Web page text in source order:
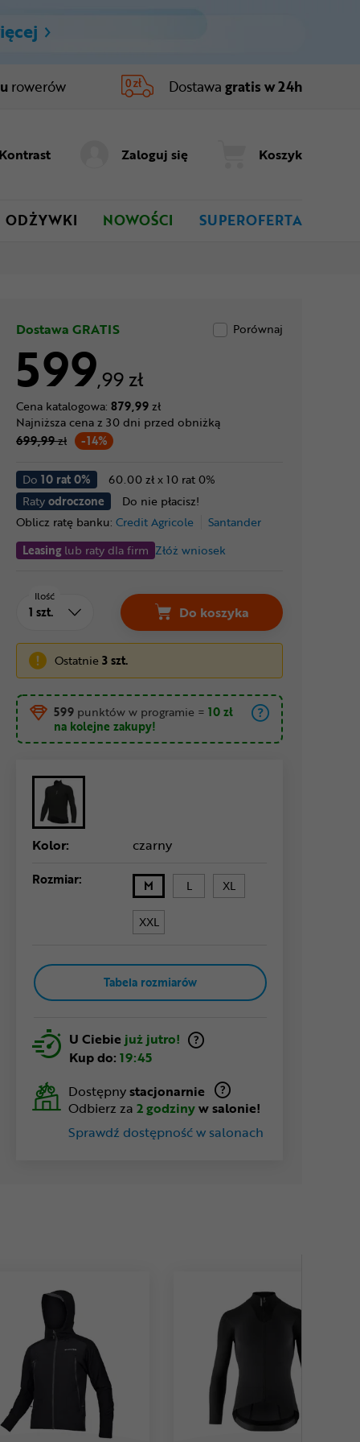
rowerów Dostawa gratis w 24h
Kontrast Zaloguj się Koszyk
ODŻYWKI NOWOŚCI SUPEROFERTA
Dostawa GRATIS Porównaj
599,99 zł
Cena katalogowa: 879,99zł
-14%
Najniższa cena z 30 dni przed obniżką
699,99zł
Do 10 rat 0%
60.00 zł x 10 rat 0%
Ratyodroczone
Do nie płacisz!
Oblicz ratę banku: Credit Agricole
Santander
Leasinglub raty dla firm Złóż wniosek
Ilość
Do koszyka
Ostatnie3 szt.
599 punktów w programie = 10 zł
na kolejne zakupy!
Kolor: czarny
Rozmiar: M L XL
XXL
Tabela rozmiarów
U Ciebie już jutro!
Kup do: 19:45
Dostępnystacjonarnie
Odbierz za 2 godzinyw salonie!
Sprawdź dostępność w salonach